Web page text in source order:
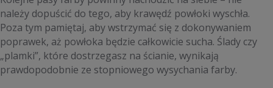
należy dopuścić do tego, aby krawędź powłoki wyschła.
Poza tym pamiętaj, aby wstrzymać się z dokonywaniem
poprawek, aż powłoka będzie całkowicie sucha. Ślady czy
„plamki”, które dostrzegasz na ścianie, wynikają
prawdopodobnie ze stopniowego wysychania farby.